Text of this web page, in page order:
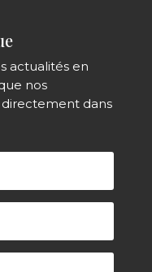
actualités en
nos
directement dans